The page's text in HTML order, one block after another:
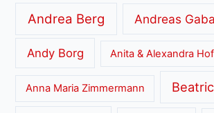
Andrea Berg Andreas
Andy Borg Anita & Alexandra
Anna Maria Zimmermann